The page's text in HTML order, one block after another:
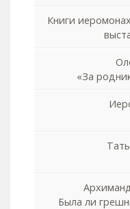
Книги
«За
Была ли